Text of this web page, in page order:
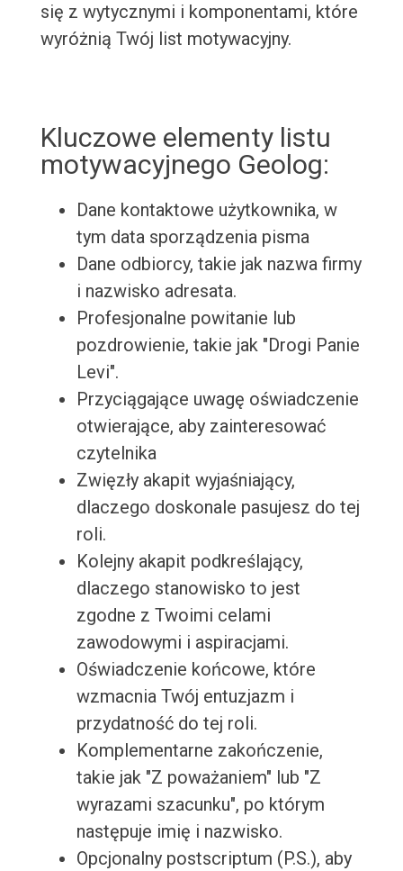
się z wytycznymi i komponentami, które
wyróżnią Twój list motywacyjny.
Kluczowe elementy listu
motywacyjnego Geolog:
Dane kontaktowe użytkownika, w
tym data sporządzenia pisma
Dane odbiorcy, takie jak nazwa firmy
i nazwisko adresata.
Profesjonalne powitanie lub
pozdrowienie, takie jak "Drogi Panie
Levi".
Przyciągające uwagę oświadczenie
otwierające, aby zainteresować
czytelnika
Zwięzły akapit wyjaśniający,
dlaczego doskonale pasujesz do tej
roli.
Kolejny akapit podkreślający,
dlaczego stanowisko to jest
zgodne z Twoimi celami
zawodowymi i aspiracjami.
Oświadczenie końcowe, które
wzmacnia Twój entuzjazm i
przydatność do tej roli.
Komplementarne zakończenie,
takie jak "Z poważaniem" lub "Z
wyrazami szacunku", po którym
następuje imię i nazwisko.
Opcjonalny postscriptum (P.S.), aby